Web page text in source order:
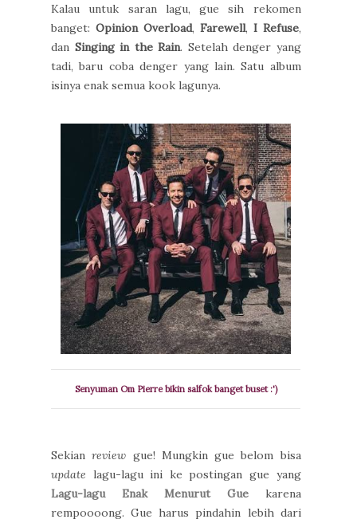
Kalau untuk saran lagu, gue sih rekomen
banget: Opinion Overload, Farewell, I Refuse,
dan Singing in the Rain. Setelah denger yang
tadi, baru coba denger yang lain. Satu album
isinya enak semua kook lagunya.
Senyuman Om Pierre bikin salfok banget buset :')
Sekianreview gue! Mungkin gue belom bisa
update lagu-lagu ini ke postingan gue yang
Lagu-lagu Enak Menurut Guekarena
rempoooong. Gue harus pindahin lebih dari